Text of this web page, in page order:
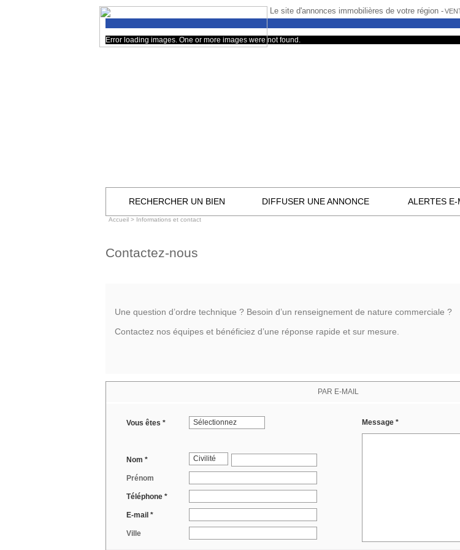
Le site d'annonces immobilières de votre région -
Error loading images. One or more images were not found.
RECHERCHER UN BIEN DIFFUSER UNE ANNONCE ALERTES E-
Accueil > Informations et contact
Contactez-nous
Une question d’ordre technique ? Besoin d’un renseignement de nature commerciale ?
Contactez nos équipes et bénéficiez d’une réponse rapide et sur mesure.
PAR E-MAIL
Vous êtes * Sélectionnez
Nom * Civilité
Prénom
Téléphone *
E-mail *
Ville
Message *